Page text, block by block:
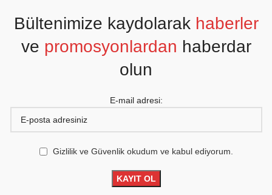
Bültenimize kaydolarak haberler
ve promosyonlardan haberdar
olun
E-mail adresi:
Gizlilik ve Güvenlik okudum ve kabul ediyorum.